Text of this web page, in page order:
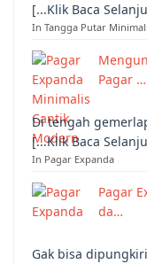
[...Klik Baca
In Tangga Putar
Pagar …
Di tengah
[...Klik Baca
In Pagar Expanda
Pagar
da…
Gak bisa